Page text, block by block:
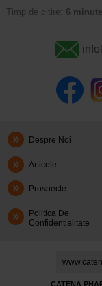
Timp de citire: 6
Despre Noi
Articole
Prospecte
Politica De
Confidentialitate
CATENA